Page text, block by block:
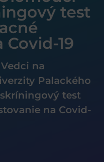
test
19
Vedci na
Palackého
test
na Covid-